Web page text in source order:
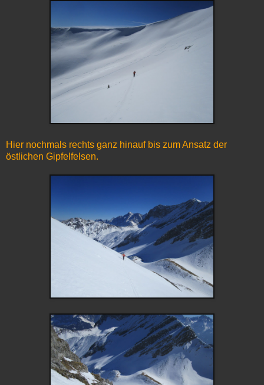
Hier nochmals rechts ganz hinauf bis zum Ansatz der
östlichen Gipfelfelsen.